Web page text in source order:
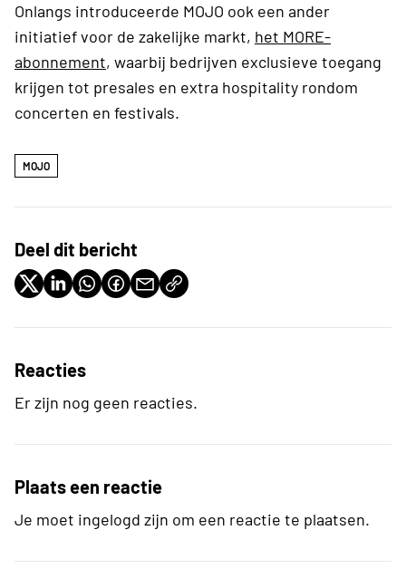
Onlangs introduceerde MOJO ook een ander
initiatief voor de zakelijke markt, het MORE-
abonnement, waarbij bedrijven exclusieve toegang
krijgen tot presales en extra hospitality rondom
concerten en festivals.
MOJO
Deel dit bericht
Reacties
Er zijn nog geen reacties.
Plaats een reactie
Je moet ingelogd zijn om een reactie te plaatsen.